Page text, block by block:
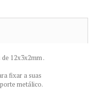
12x3x2mm .
fixar a suas
metálico.